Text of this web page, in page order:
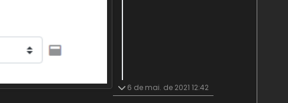
6 de mai. de 2021 12:42